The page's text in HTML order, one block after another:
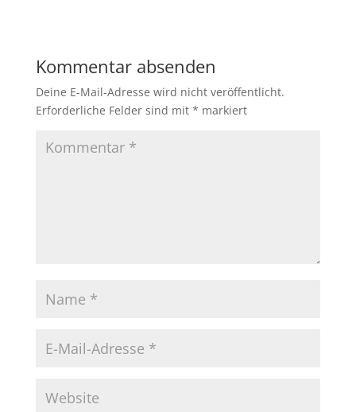
Kommentar absenden
Deine E-Mail-Adresse wird nicht veröffentlicht.
Erforderliche Felder sind mit * markiert